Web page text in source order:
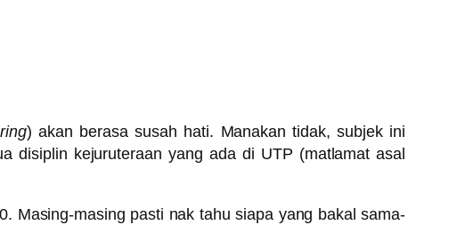
) akan berasa susah hati. Manakan tidak, subjek ini
disiplin kejuruteraan yang ada di UTP (matlamat asal
Masing-masing pasti nak tahu siapa yang bakal sama-